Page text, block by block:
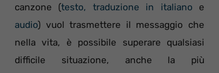
canzone (testo, traduzione in italiano e
audio) vuol trasmettere il messaggio che
nella vita, è possibile superare qualsiasi
difficile situazione, anche la più